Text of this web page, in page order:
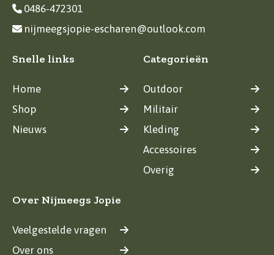
0486-472301
nijmeegsjopie-escharen@outlook.com
Snelle links
Home
Shop
Nieuws
Categorieën
Outdoor
Militair
Kleding
Accessoires
Overig
Over Nijmeegs Jopie
Veelgestelde vragen
Over ons